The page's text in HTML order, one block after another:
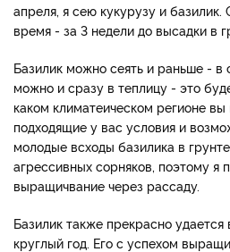
апреля, я сею кукурузу и
время - за 3 недели до высадки в
Базилик можно сеять и раньше - в
можно и сразу в теплицу - это
каком климатеическом регионе
подходящие у вас условия и
молодые всходы базилика в
агрессивных сорняков, поэтому я
выращичвание через рассаду.
Базилик также прекрасно
круглый год. Его с успехом